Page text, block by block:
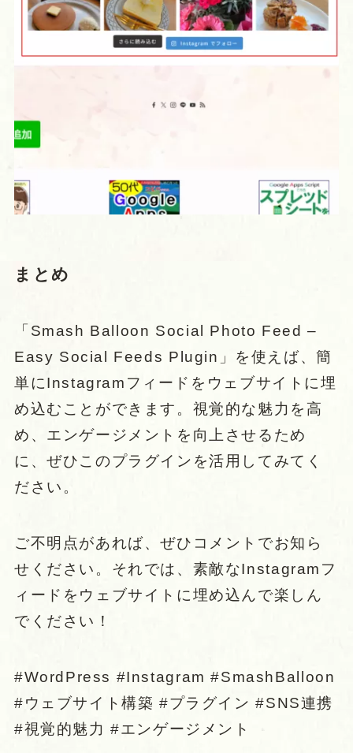
まとめ
「Smash Balloon Social Photo Feed –
Easy Social Feeds Plugin」を使えば、簡
単にInstagramフィードをウェブサイトに埋
め込むことができます。視覚的な魅力を高
め、エンゲージメントを向上させるため
に、ぜひこのプラグインを活用してみてく
ださい。
ご不明点があれば、ぜひコメントでお知ら
せください。それでは、素敵なInstagramフ
ィードをウェブサイトに埋め込んで楽しん
でください！
#WordPress #Instagram #SmashBalloon
#ウェブサイト構築 #プラグイン #SNS連携
#視覚的魅力 #エンゲージメント